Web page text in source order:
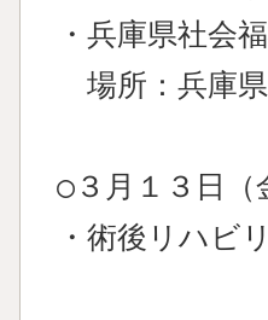
・兵庫県社会
場所：兵庫
○３月１３日（
・術後リハ